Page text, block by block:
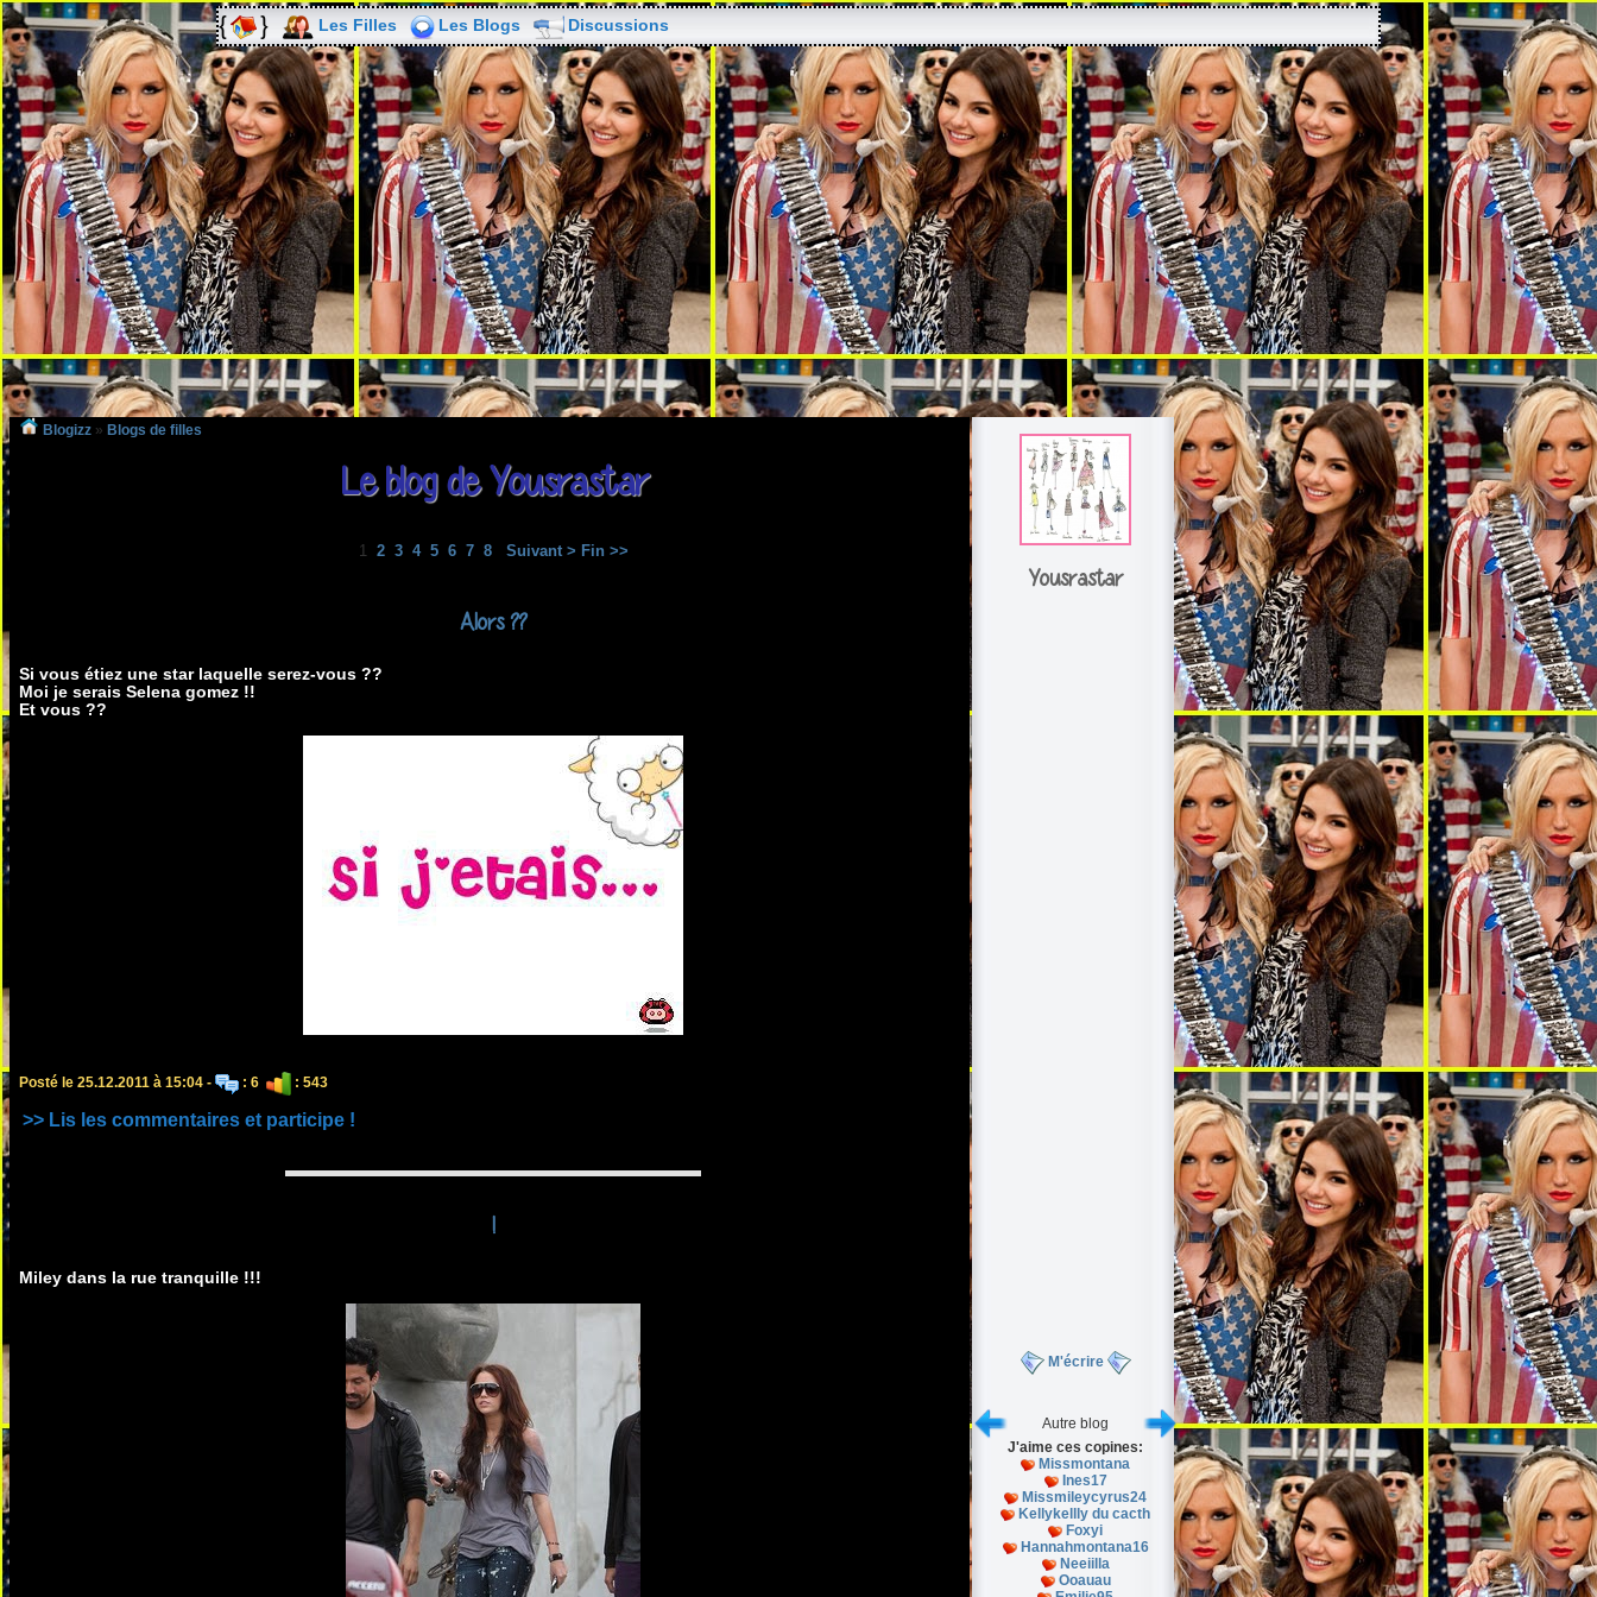
Les Filles Les Blogs Discussions
Blogizz » Blogs de filles
Le blog de Yousrastar
1 2 3 4 5 6 7 8 Suivant > Fin >>
Alors ??
Si vous étiez une star laquelle serez-vous ??
Moi je serais Selena gomez !!
Et vous ??
Posté le 25.12.2011 à 15:04 - : 6 : 543
>> Lis les commentaires et participe !
!
Miley dans la rue tranquille !!!
Yousrastar
M'écrire
Autre blog
J'aime ces copines:
Missmontana
Ines17
Missmileycyrus24
Kellykellly du cacth
Foxyi
Hannahmontana16
Neeiilla
Ooauau